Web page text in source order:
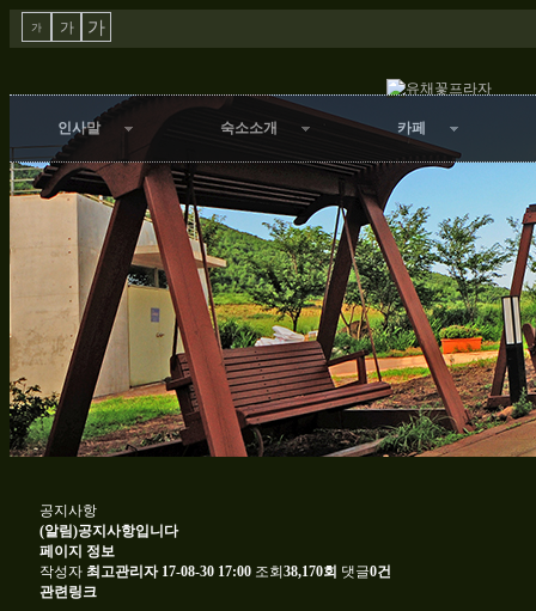
가 가 가
인사말 숙소소개 카페
공지사항
(알림)공지사항입니다
페이지 정보
작성자 최고관리자 17-08-30 17:00 조회38,170회 댓글0건
관련링크